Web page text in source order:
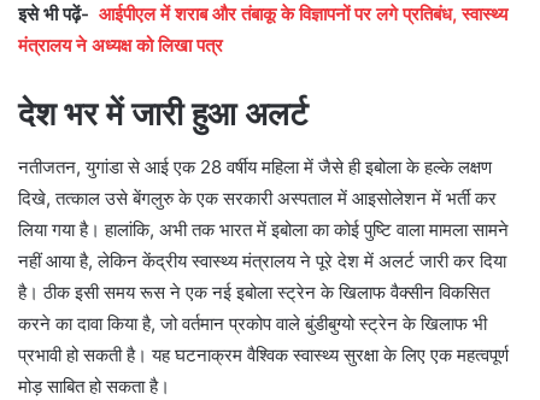
इसे भी पढ़ें- आईपीएल में शराब और तंबाकू के विज्ञापनों पर लगे प्रतिबंध, स्वास्थ्य
मंत्रालय ने अध्यक्ष को लिखा पत्र
देश भर में जारी हुआ अलर्ट
नतीजतन, युगांडा से आई एक 28 वर्षीय महिला में जैसे ही इबोला के हल्के लक्षण
दिखे, तत्काल उसे बेंगलुरु के एक सरकारी अस्पताल में आइसोलेशन में भर्ती कर
लिया गया है। हालांकि, अभी तक भारत में इबोला का कोई पुष्टि वाला मामला सामने
नहीं आया है, लेकिन केंद्रीय स्वास्थ्य मंत्रालय ने पूरे देश में अलर्ट जारी कर दिया
है। ठीक इसी समय रूस ने एक नई इबोला स्ट्रेन के खिलाफ वैक्सीन विकसित
करने का दावा किया है, जो वर्तमान प्रकोप वाले बुंडीबुग्यो स्ट्रेन के खिलाफ भी
प्रभावी हो सकती है। यह घटनाक्रम वैश्विक स्वास्थ्य सुरक्षा के लिए एक महत्वपूर्ण
मोड़ साबित हो सकता है।